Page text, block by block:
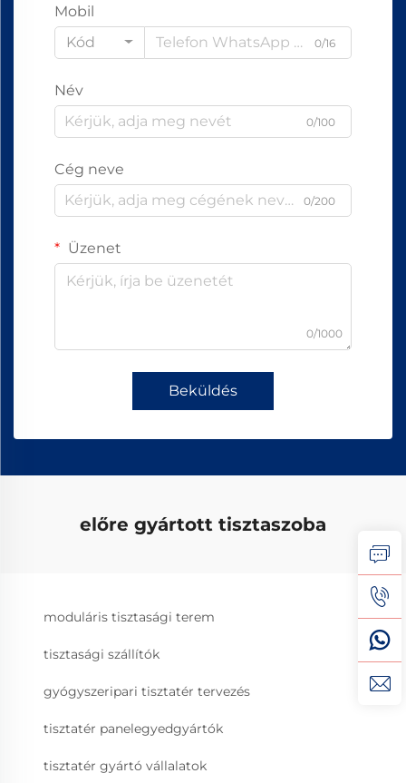
Mobil
Kód
0/16
Név
0/100
Cég neve
0/200
Üzenet
0/1000
Beküldés
előre gyártott tisztaszoba
moduláris tisztasági terem
tisztasági szállítók
gyógyszeripari tisztatér tervezés
tisztatér panelegyedgyártók
tisztatér gyártó vállalatok